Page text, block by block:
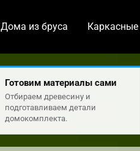
Дома из бруса
Готовим материалы сами
Отбираем древесину и
подготавливаем детали
домокомплекта.